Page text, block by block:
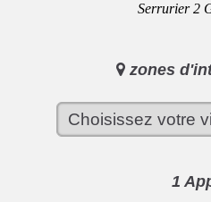
Serrurier 2
zones
1